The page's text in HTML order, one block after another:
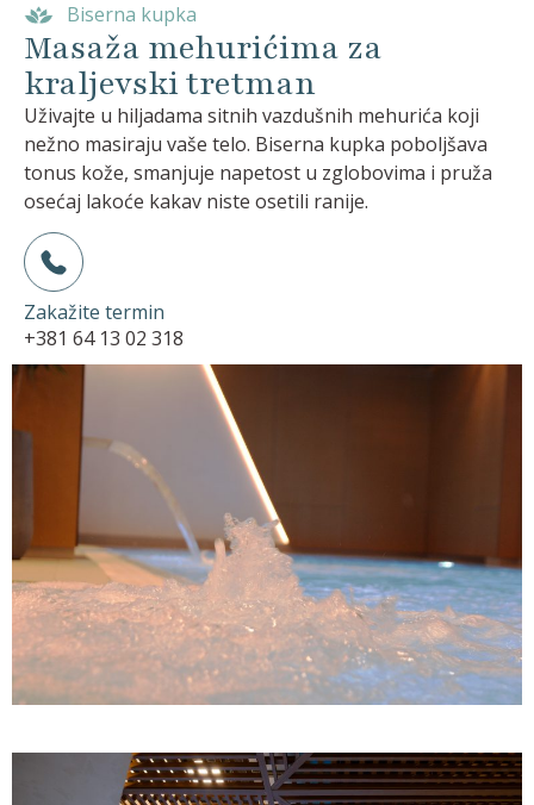
Biserna kupka
Masaža mehurićima za
kraljevski tretman
Uživajte u hiljadama sitnih vazdušnih mehurića koji
nežno masiraju vaše telo. Biserna kupka poboljšava
tonus kože, smanjuje napetost u zglobovima i pruža
osećaj lakoće kakav niste osetili ranije.
Zakažite termin
+381 64 13 02 318